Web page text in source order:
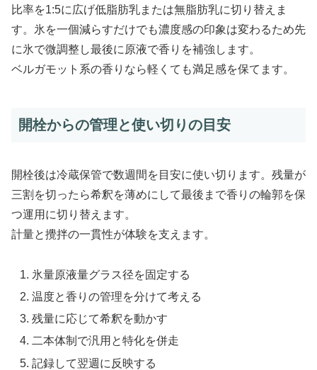
比率を1:5に広げ低脂肪乳または無脂肪乳に切り替えま
す。氷を一個減らすだけでも濃度感の印象は変わるため先
に氷で微調整し最後に原液で香りを補強します。
ベルガモット系の香りなら軽くても満足感を保てます。
開栓からの管理と使い切りの目安
開栓後は冷蔵保管で数週間を目安に使い切ります。残量が
三割を切ったら希釈を薄めにして最後まで香りの輪郭を保
つ運用に切り替えます。
計量と攪拌の一貫性が体験を支えます。
氷量原液量グラス径を固定する
温度と香りの管理を分けて考える
残量に応じて希釈を動かす
二本体制で汎用と特化を併走
記録して翌週に反映する